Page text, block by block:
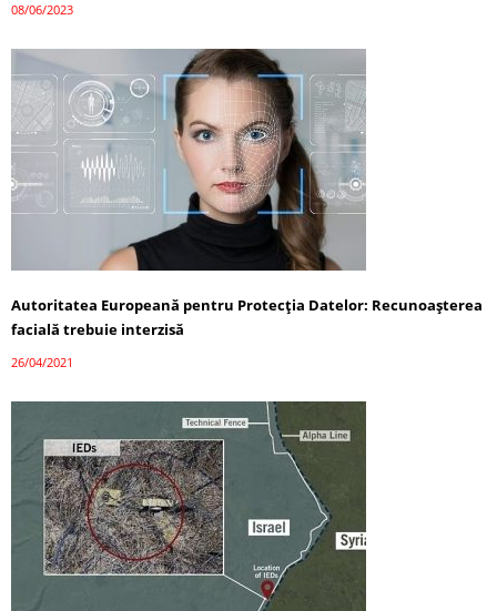
08/06/2023
Autoritatea Europeană pentru Protecția Datelor: Recunoașterea
facială trebuie interzisă
26/04/2021